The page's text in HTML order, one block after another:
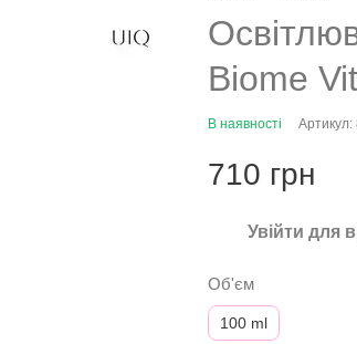
Biome
В наявності
710 грн
Увійти для
Об'єм
100 ml